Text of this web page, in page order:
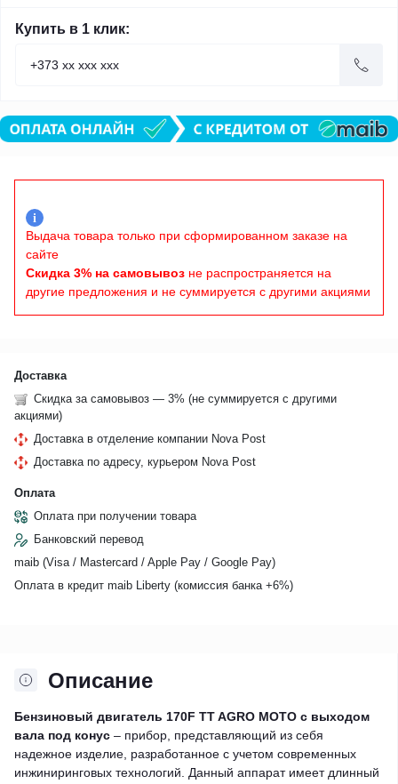
Купить в 1 клик:
i
Выдача товара только при сформированном заказе на
сайте
Скидка 3% на самовывоз не распространяется на
другие предложения и не суммируется с другими акциями
Доставка
Скидка за самовывоз — 3% (не суммируется с другими
акциями)
Доставка в отделение компании Nova Post
Доставка по адресу, курьером Nova Post
Оплата
Оплата при получении товара
Банковский перевод
maib (Visa / Mastercard / Apple Pay / Google Pay)
Оплата в кредит maib Liberty (комиссия банкa +6%)
Описание
Бензиновый двигатель 170F TT AGRO MOTO с выходом
вала под конус – прибор, представляющий из себя
надежное изделие, разработанное с учетом современных
инжиниринговых технологий. Данный аппарат имеет длинный